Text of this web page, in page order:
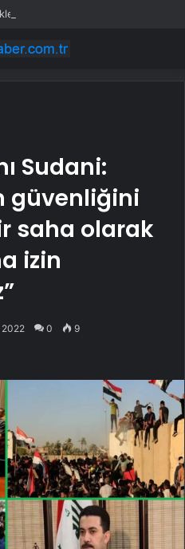
Kazası
Sudani:
güvenliğini
saha olarak
izin
2022 0 9